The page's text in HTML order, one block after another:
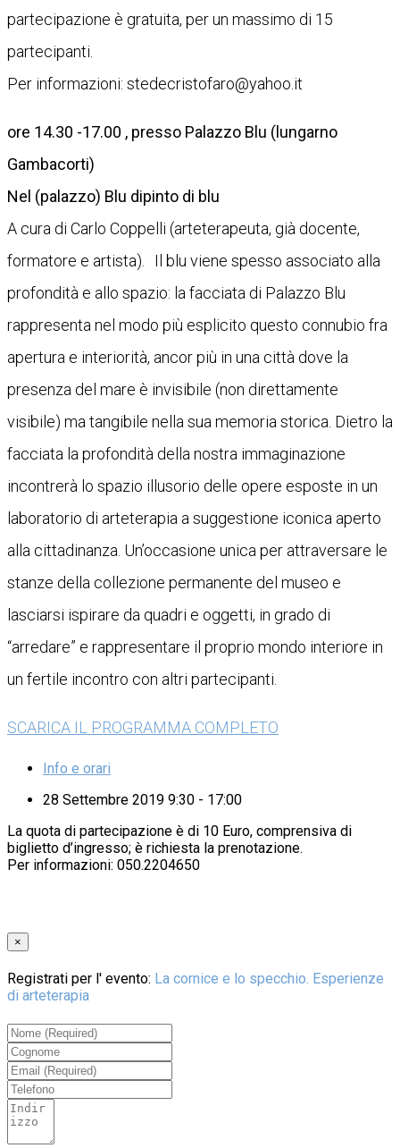
partecipazione è gratuita, per un massimo di 15
partecipanti.
Per informazioni: stedecristofaro@yahoo.it
ore 14.30 -17.00 , presso Palazzo Blu (lungarno
Gambacorti)
Nel (palazzo) Blu dipinto di blu
A cura di Carlo Coppelli (arteterapeuta, già docente,
formatore e artista). Il blu viene spesso associato alla
profondità e allo spazio: la facciata di Palazzo Blu
rappresenta nel modo più esplicito questo connubio fra
apertura e interiorità, ancor più in una città dove la
presenza del mare è invisibile (non direttamente
visibile) ma tangibile nella sua memoria storica. Dietro la
facciata la profondità della nostra immaginazione
incontrerà lo spazio illusorio delle opere esposte in un
laboratorio di arteterapia a suggestione iconica aperto
alla cittadinanza. Un’occasione unica per attraversare le
stanze della collezione permanente del museo e
lasciarsi ispirare da quadri e oggetti, in grado di
“arredare” e rappresentare il proprio mondo interiore in
un fertile incontro con altri partecipanti.
SCARICA IL PROGRAMMA COMPLETO
Info e orari
28 Settembre 2019 9:30 - 17:00
La quota di partecipazione è di 10 Euro, comprensiva di
biglietto d’ingresso; è richiesta la prenotazione.
Per informazioni: 050.2204650
×
Registrati per l' evento: La cornice e lo specchio. Esperienze
di arteterapia